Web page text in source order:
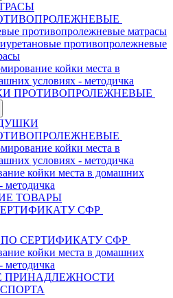
противопролежневые матрасы
противопролежневые
койки места в
условиях - методичка
ПРОТИВОПРОЛЕЖНЕВЫЕ
койки места в
условиях - методичка
койки места в домашних
методичка
ТОВАРЫ
СФР
СЕРТИФИКАТУ СФР
койки места в домашних
методичка
ПРИНАДЛЕЖНОСТИ